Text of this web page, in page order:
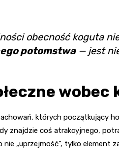
obecność koguta
potomstwa— jest
wobec
których początkujący
znajdzie coś atrakcyjnego,
nie „uprzejmość”, tylko element